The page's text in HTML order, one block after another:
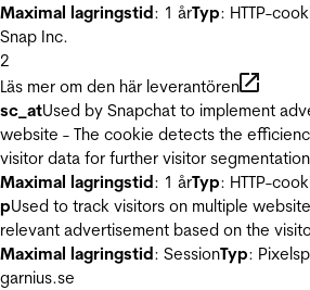
Maximal lagringstid: 1 årTyp: HTTP-
Snap Inc.
2
Läs mer om den här leverantören
sc_atUsed by Snapchat to implement
website - The cookie detects the
visitor data for further visitor
Maximal lagringstid: 1 årTyp: HTTP-
pUsed to track visitors on multiple
relevant advertisement based on the
Maximal lagringstid: SessionTyp:
garnius.se